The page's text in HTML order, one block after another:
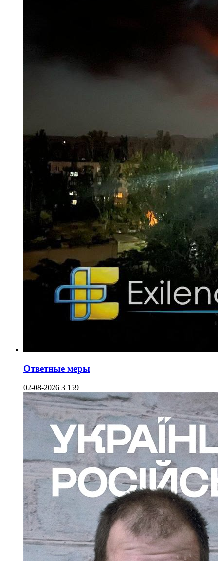
Ответные меры
02-08-2026 3 159